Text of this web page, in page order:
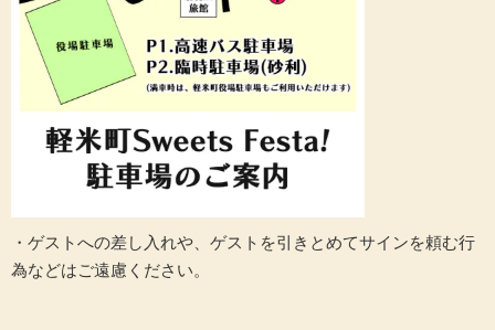
・ゲストへの差し入れや、ゲストを引きとめてサインを頼む行
為などはご遠慮ください。